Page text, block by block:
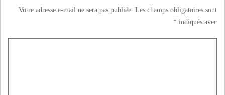
Votre adresse e-mail ne sera pas publiée. Les champs obligatoires sont
indiqués avec
*